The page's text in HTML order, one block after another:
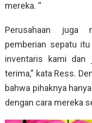
mereka. “
Perusahaan juga
pemberian sepatu
inventaris kami dan
terima,” kata Ress.
bahwa pihaknya
dengan cara mereka